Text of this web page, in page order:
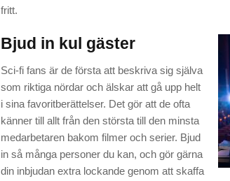
fritt.
Bjud in kul gäster
Sci-fi fans är de första att beskriva sig själva
som riktiga nördar och älskar att gå upp helt
i sina favoritberättelser. Det gör att de ofta
känner till allt från den största till den minsta
medarbetaren bakom filmer och serier. Bjud
in så många personer du kan, och gör gärna
din inbjudan extra lockande genom att skaffa